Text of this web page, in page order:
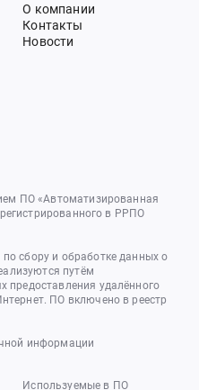
О компании
Контакты
Новости
ПО «Автоматизированная
в РРПО
сбору и обработке данных о
путём
предоставления удалённого
ПО включено в реестр
информации
Используемые в ПО